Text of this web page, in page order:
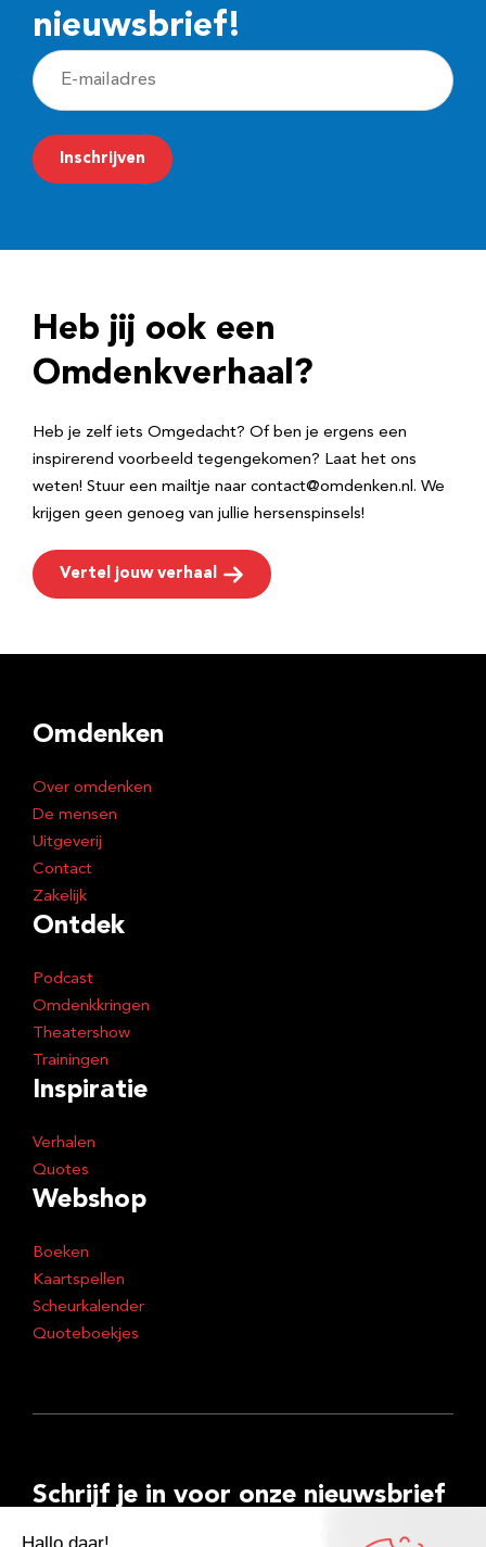
nieuwsbrief!
E
-
m
a
r
e
Inschrijven
Heb jij ook een
Omdenkverhaal?
Heb je zelf iets Omgedacht? Of ben je ergens een
inspirerend voorbeeld tegengekomen? Laat het ons
weten! Stuur een mailtje naar contact@omdenken.nl. We
krijgen geen genoeg van jullie hersenspinsels!
Vertel jouw verhaal
Omdenken
Over omdenken
De mensen
Uitgeverij
Contact
Zakelijk
Ontdek
Podcast
Omdenkkringen
Theatershow
Trainingen
Inspiratie
Verhalen
Quotes
Webshop
Boeken
Kaartspellen
Scheurkalender
Quoteboekjes
Schrijf je in voor onze nieuwsbrief